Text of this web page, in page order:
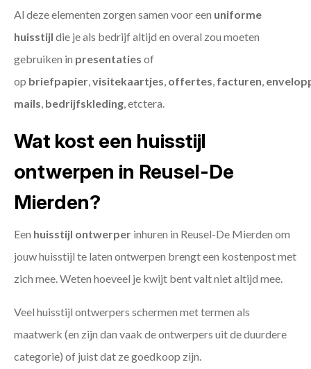
Al deze elementen zorgen samen voor een uniforme
huisstijl die je als bedrijf altijd en overal zou moeten
gebruiken in presentaties of
op briefpapier,visitekaartjes, offertes, facturen,
mails, bedrijfskleding, etctera.
Wat kost een huisstijl
ontwerpen in Reusel-De
Mierden?
Een huisstijl ontwerper inhuren in Reusel-De Mierden om
jouw huisstijl te laten ontwerpen brengt een kostenpost met
zich mee. Weten hoeveel je kwijt bent valt niet altijd mee.
Veel huisstijl ontwerpers schermen met termen als
maatwerk (en zijn dan vaak de ontwerpers uit de duurdere
categorie) of juist dat ze goedkoop zijn.